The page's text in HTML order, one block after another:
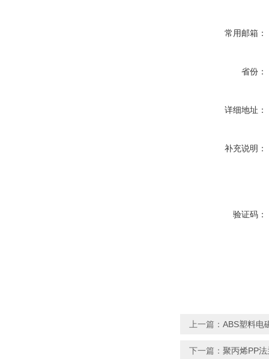
常用邮箱：
省份：
详细地址：
补充说明：
验证码：
上一篇： ABS塑料电
下一篇： 聚丙烯PP